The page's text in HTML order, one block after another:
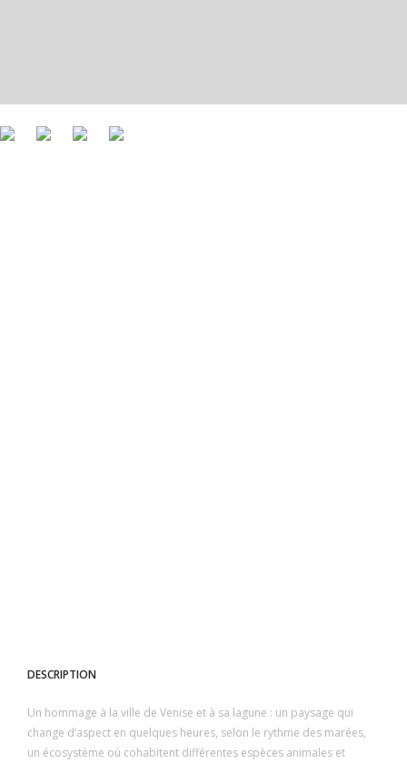
DESCRIPTION
Un hommage à la ville de Venise et à sa lagune : un paysage qui
change d’aspect en quelques heures, selon le rythme des marées,
un écosystème où cohabitent différentes espèces animales et